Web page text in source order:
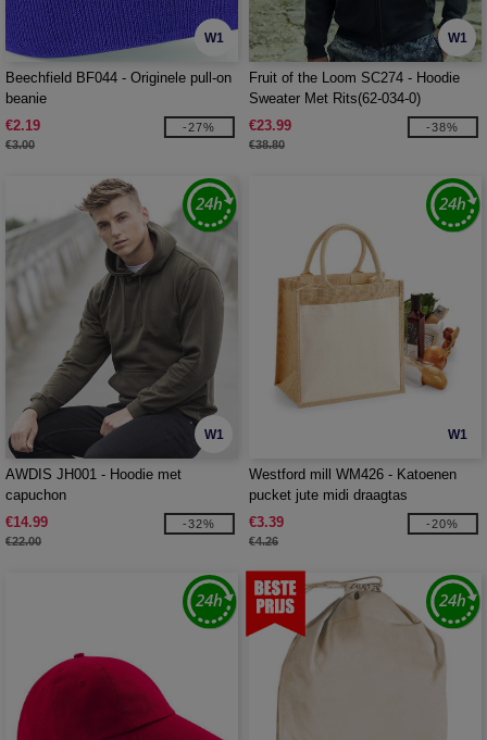
W1
Beechfield BF044 - Originele pull-on
beanie
€2.19
€3.00
-27%
W1
Fruit of the Loom SC274 - Hoodie
Sweater Met Rits(62-034-0)
€23.99
€38.80
-38%
W1
AWDIS JH001 - Hoodie met
capuchon
€14.99
€22.00
-32%
W1
Westford mill WM426 - Katoenen
pucket jute midi draagtas
€3.39
€4.26
-20%